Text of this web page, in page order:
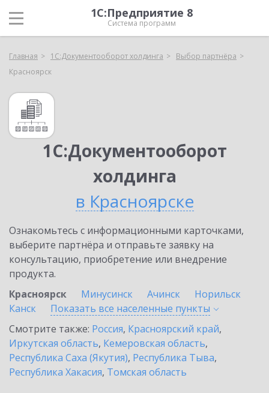
1С:Предприятие 8
Система программ
Главная 1С:Документооборот холдинга
Выбор партнёра
Красноярск
1С:Документооборот
холдинга
в Красноярске
Ознакомьтесь с информационными карточками,
выберите партнёра и отправьте заявку на
консультацию, приобретение или внедрение
продукта.
Красноярск
Минусинск Ачинск
Норильск
Канск
Показать все населенные пункты
Смотрите также: Россия, Красноярский край,
Иркутская область, Кемеровская область,
Республика Саха (Якутия), Республика Тыва,
Республика Хакасия, Томская область